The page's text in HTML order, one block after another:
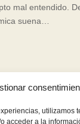
utilizamos
acceder a la
mal entendido.
suena…